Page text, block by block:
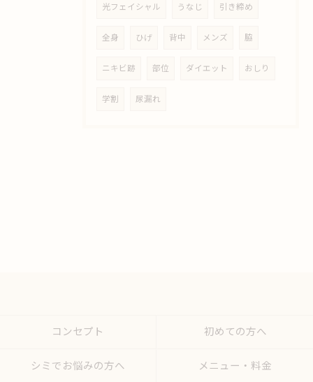
光フェイシャル うなじ 引き締め
全身 ひげ 背中 メンズ 脇
ニキビ跡 部位 ダイエット おしり
学割 尿漏れ
コンセプト 初めての方へ
シミでお悩みの方へ メニュー・料金